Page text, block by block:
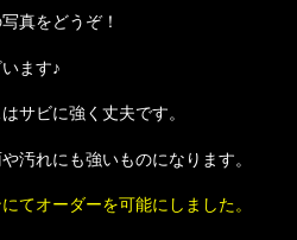
真をどうぞ！
ます♪
サビに強く丈夫です。
汚れにも強いものになります。
てオーダーを可能にしました。